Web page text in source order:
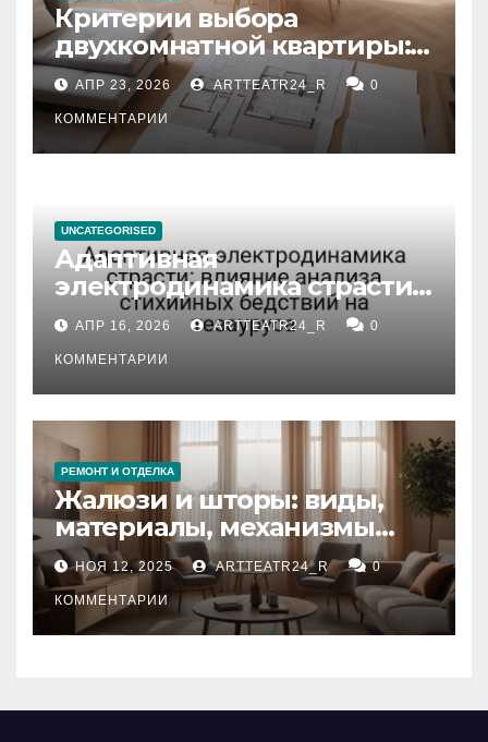
Критерии выбора
двухкомнатной квартиры:
планировка, площадь,
состояние и документация
АПР 23, 2026 ARTTEATR24_R 0
КОММЕНТАРИИ
UNCATEGORISED
Адаптивная
электродинамика страсти:
влияние анализа
стихийных бедствий на
тезауруса
АПР 16, 2026 ARTTEATR24_R 0
КОММЕНТАРИИ
РЕМОНТ И ОТДЕЛКА
Жалюзи и шторы: виды,
материалы, механизмы
управления и уход
НОЯ 12, 2025 ARTTEATR24_R 0
КОММЕНТАРИИ